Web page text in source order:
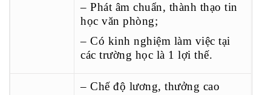
– Phát âm chuẩn, thành thạo tin
học văn phòng;
– Có kinh nghiệm làm việc tại
các trường học là 1 lợi thế.
– Chế độ lương, thưởng cao